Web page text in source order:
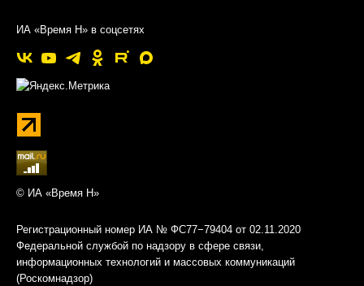
ИА «Время Н» в соцсетях
© ИА «Время Н»
Регистрационный номер ИА № ФС77−79404 от 02.11.2020
Федеральной службой по надзору в сфере связи,
информационных технологий и массовых коммуникаций
(Роскомнадзор)